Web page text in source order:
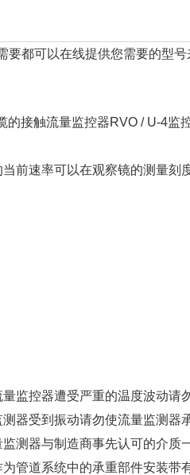
都可以在线提供您需要的型号
接触流量监控器RVO / U-4监
前速率可以在观察镜的测量刻
监控器遭受严重的温度波动请
器受到振动请勿使流量监测器
测器与制造商事先认可的介质
管道系统中的承重部件安装带